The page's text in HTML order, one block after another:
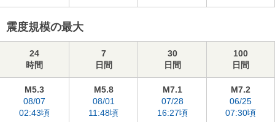
震度規模の最大
24
時間
7
日間
30
日間
100
日間
M5.3
08/07
02:43頃
M5.8
08/01
11:48頃
M7.1
07/28
16:27頃
M7.2
06/25
07:30頃